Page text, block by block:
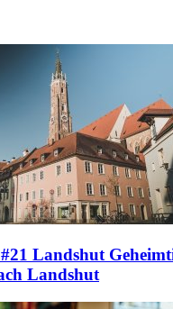
Landshut
Landshut